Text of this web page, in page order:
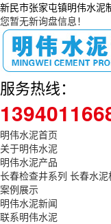
新民市张家屯镇明伟水泥
您暂无新询盘信息！
服务热线：
明伟水泥首页
关于明伟水泥
明伟水泥产品
长春检查井系列 长春水泥
案例展示
明伟水泥新闻
联系明伟水泥